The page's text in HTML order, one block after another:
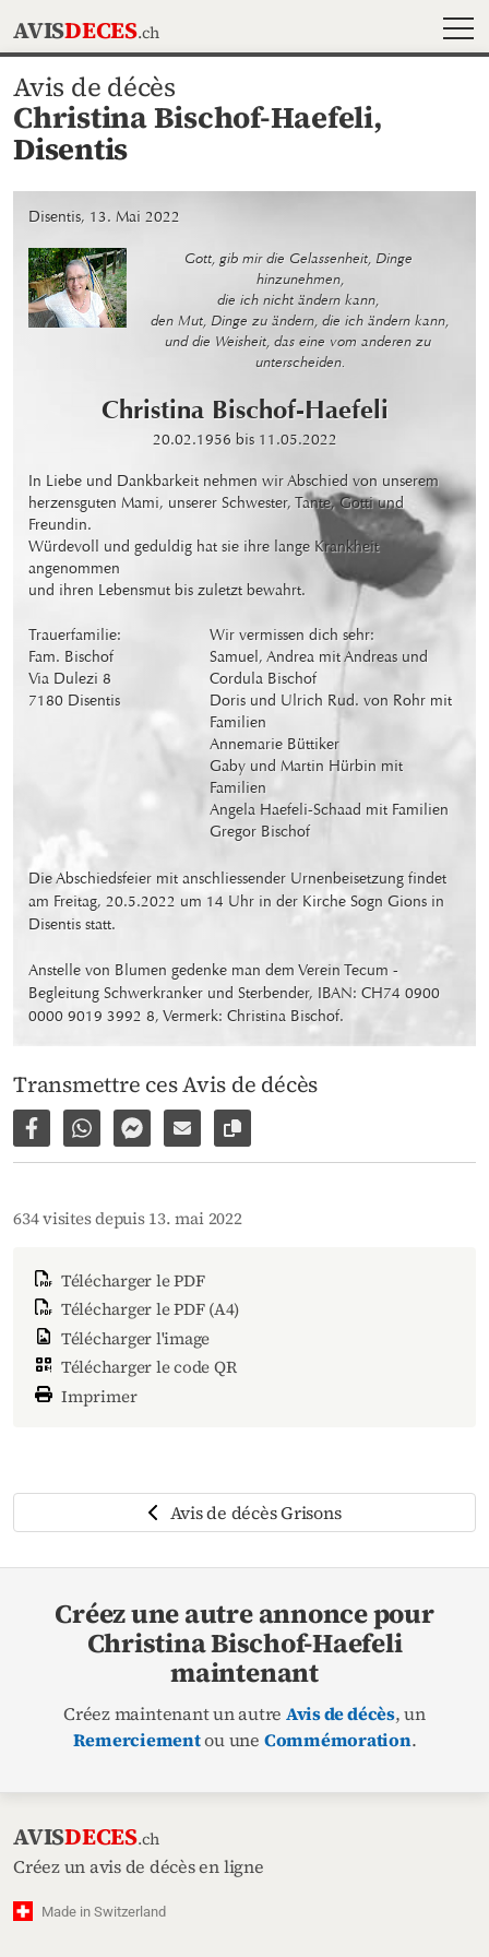
AVISDECES.ch
Avis de décès
Christina Bischof-Haefeli,
Disentis
Disentis, 13. Mai 2022
Gott, gib mir die Gelassenheit, Dinge
hinzunehmen,
die ich nicht ändern kann,
den Mut, Dinge zu ändern, die ich ändern kann,
und die Weisheit, das eine vom anderen zu
unterscheiden.
Christina Bischof-Haefeli
20.02.1956 bis 11.05.2022
In Liebe und Dankbarkeit nehmen wir Abschied von unserem
herzensguten Mami, unserer Schwester, Tante, Gotti und
Freundin.
Würdevoll und geduldig hat sie ihre lange Krankheit
angenommen
und ihren Lebensmut bis zuletzt bewahrt.
Trauerfamilie:
Fam. Bischof
Via Dulezi 8
7180 Disentis
Wir vermissen dich sehr:
Samuel, Andrea mit Andreas und
Cordula Bischof
Doris und Ulrich Rud. von Rohr mit
Familien
Annemarie Büttiker
Gaby und Martin Hürbin mit
Familien
Angela Haefeli-Schaad mit Familien
Gregor Bischof
Die Abschiedsfeier mit anschliessender Urnenbeisetzung findet
am Freitag, 20.5.2022 um 14 Uhr in der Kirche Sogn Gions in
Disentis statt.
Anstelle von Blumen gedenke man dem Verein Tecum -
Begleitung Schwerkranker und Sterbender, IBAN: CH74 0900
0000 9019 3992 8, Vermerk: Christina Bischof.
Transmettre ces Avis de décès
Partager sur Facebook
Partager par WhatsApp
Partager par Facebook Messenger
Partager par e-mail
Copier le lien vers la page
634 visites depuis 13. mai 2022
Télécharger le PDF
Télécharger le PDF (A4)
Télécharger l'image
Télécharger le code QR
Imprimer
Avis de décès Grisons
Créez une autre annonce pour
Christina Bischof-Haefeli
maintenant
Créez maintenant un autre Avis de décès, un
Remerciementou une Commémoration.
AVISDECES.ch
Créez un avis de décès en ligne
Made in Switzerland